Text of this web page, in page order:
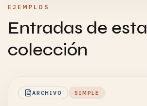
EJEMPLOS
Entradas de esta
colección
ARCHIVO SIMPLE